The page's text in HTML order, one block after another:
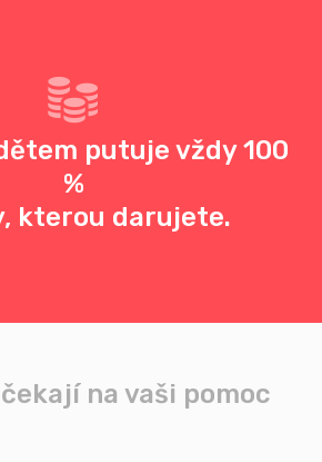
putuje vždy 100
%
kterou darujete.
na vaši pomoc